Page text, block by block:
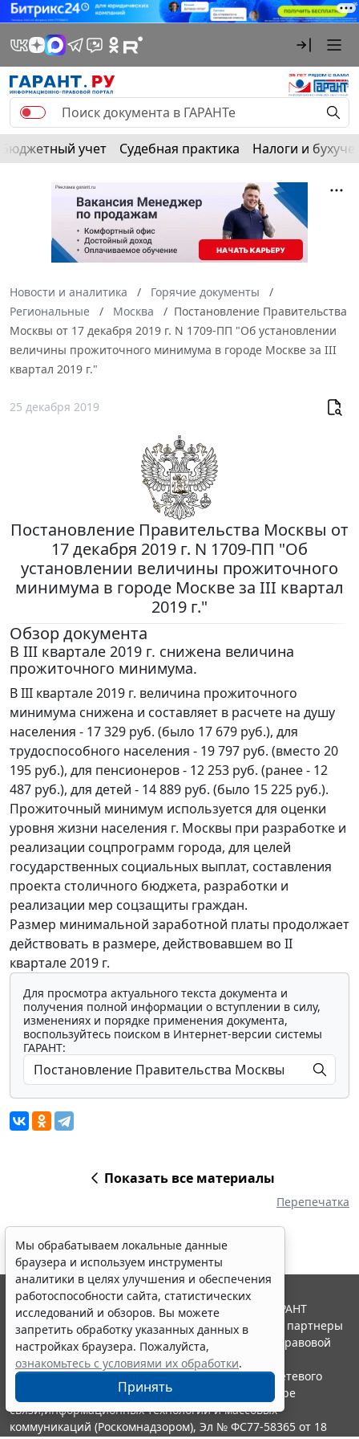
Бюджетный учет Судебная практика Налоги и
Новости и аналитика
Горячие документы
Региональные
Москва
Постановление Правительства
Москвы от 17 декабря 2019 г. N 1709-ПП "Об установлении
величины прожиточного минимума в городе Москве за III
квартал 2019 г."
25 декабря 2019
Постановление Правительства Москвы от
17 декабря 2019 г. N 1709-ПП "Об
установлении величины прожиточного
минимума в городе Москве за III квартал
2019 г."
Обзор документа
В III квартале 2019 г. снижена величина
прожиточного минимума.
В III квартале 2019 г. величина прожиточного
минимума снижена и составляет в расчете на душу
населения - 17 329 руб. (было 17 679 руб.), для
трудоспособного населения - 19 797 руб. (вместо 20
195 руб.), для пенсионеров - 12 253 руб. (ранее - 12
487 руб.), для детей - 14 889 руб. (было 15 225 руб.).
Прожиточный минимум используется для оценки
уровня жизни населения г. Москвы при разработке и
реализации соцпрограмм города, для целей
государственных социальных выплат, составления
проекта столичного бюджета, разработки и
реализации мер соцзащиты граждан.
Размер минимальной заработной платы продолжает
действовать в размере, действовавшем во II
квартале 2019 г.
Для просмотра актуального текста документа и
получения полной информации о вступлении в силу,
изменениях и порядке применения документа,
воспользуйтесь поиском в Интернет-версии системы
ГАРАНТ:
Показать все материалы
Перепечатка
Мы обрабатываем локальные данные
браузера и используем инструменты
аналитики в целях улучшения и обеспечения
работоспособности сайта, статистических
исследований и обзоров. Вы можете
запретить обработку указанных данных в
настройках браузера. Пожалуйста,
ознакомьтесь с условиями их обработки.
Принять
© ООО "НПП "ГАРАНТ-СЕРВИС", 2026. Система ГАРАНТ
выпускается с 1990 года. Компания "Гарант" и ее партнеры
являются участниками Российской ассоциации правовой
информации ГАРАНТ.
Портал ГАРАНТ.РУ зарегистрирован в качестве сетевого
издания Федеральной службой по надзору в сфере
связи,информационных технологий и массовых
коммуникаций (Роскомнадзором), Эл № ФС77-58365 от 18